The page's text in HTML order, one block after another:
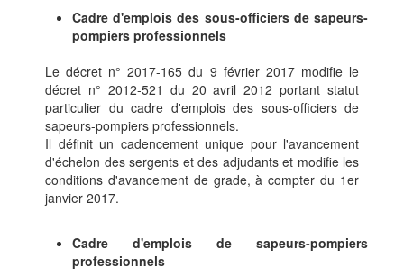
Cadre d'emplois des sous-officiers de sapeurs-
pompiers professionnels
Le décret n° 2017-165 du 9 février 2017 modifie le
décret n° 2012-521 du 20 avril 2012 portant statut
particulier du cadre d'emplois des sous-officiers de
sapeurs-pompiers professionnels.
Il définit un cadencement unique pour l'avancement
d'échelon des sergents et des adjudants et modifie les
conditions d'avancement de grade, à compter du 1er
janvier 2017.
Cadre d'emplois de sapeurs-pompiers
professionnels